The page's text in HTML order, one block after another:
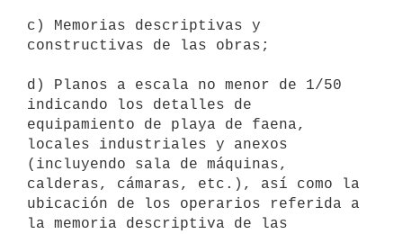
c) Memorias descriptivas y
constructivas de las obras;
d) Planos a escala no menor de 1/50
indicando los detalles de
equipamiento de playa de faena,
locales industriales y anexos
(incluyendo sala de máquinas,
calderas, cámaras, etc.), así como la
ubicación de los operarios referida a
la memoria descriptiva de las